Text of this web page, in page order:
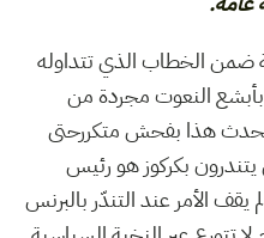
ضمن الخطاب الذي تتداوله
بأبشع النعوت مجردة من
هذا بفحش متكررحتى
بكركوز هو رئيس
يقف الأمر عند التندّر بالبرنس